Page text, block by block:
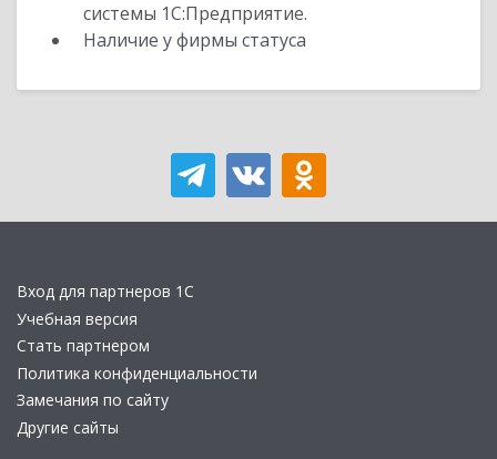
системы 1С:Предприятие.
Наличие у фирмы статуса
Вход для партнеров 1С
Учебная версия
Стать партнером
Политика конфиденциальности
Замечания по сайту
Другие сайты